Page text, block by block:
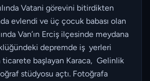
Vatani görevini bitirdikten
evlendi ve üç çocuk babası olan
Van’ın Erciş ilçesinde meydana
depremde iş yerleri
ticarete başlayan Karaca, Gelinlik
stüdyosu açtı. Fotoğrafa